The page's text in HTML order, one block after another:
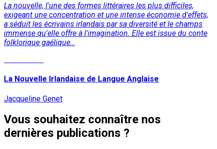
La nouvelle, l'une des formes littéraires les plus difficiles,
exigeant une concentration et une intense économie d'effets,
a séduit les écrivains irlandais par sa diversité et le champs
immense qu'elle offre à l'imagination. Elle est issue du conte
folklorique gaélique…
La Nouvelle Irlandaise de Langue Anglaise
Jacqueline Genet
Vous souhaitez connaître nos
dernières publications ?